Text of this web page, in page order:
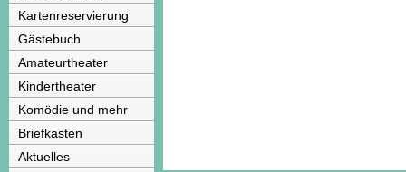
Kartenreservierung
Gästebuch
Amateurtheater
Kindertheater
Komödie und mehr
Briefkasten
Aktuelles